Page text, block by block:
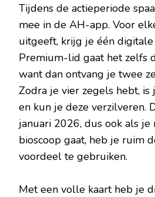
Tijdens de actieperiode
mee in de AH-app. Voor
uitgeeft, krijg je één
Premium-lid gaat het zelfs
want dan ontvang je twee
Zodra je vier zegels hebt, is
en kun je deze verzilveren.
januari 2026, dus ook als je
bioscoop gaat, heb je ruim
voordeel te gebruiken.
Met een volle kaart heb je